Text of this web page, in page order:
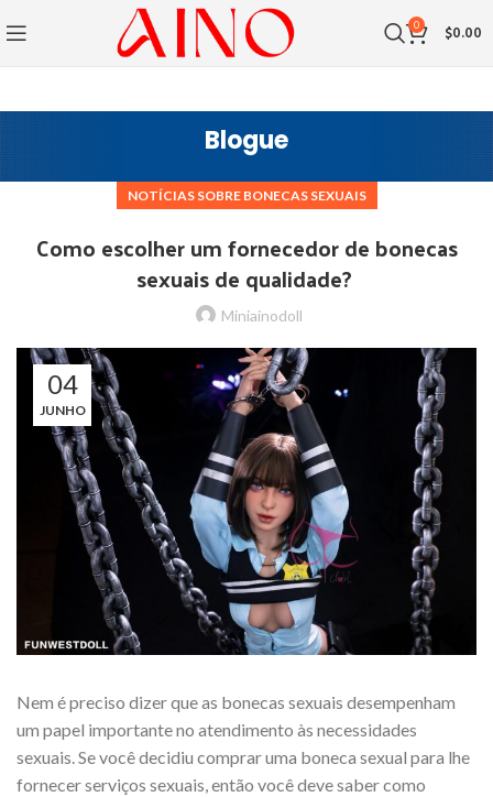
0 $0.00
Blogue
NOTÍCIAS SOBRE BONECAS SEXUAIS
Como escolher um fornecedor de bonecas
sexuais de qualidade?
Miniainodoll
04
JUNHO
Nem é preciso dizer que as bonecas sexuais desempenham
um papel importante no atendimento às necessidades
sexuais. Se você decidiu comprar uma boneca sexual para lhe
fornecer serviços sexuais, então você deve saber como